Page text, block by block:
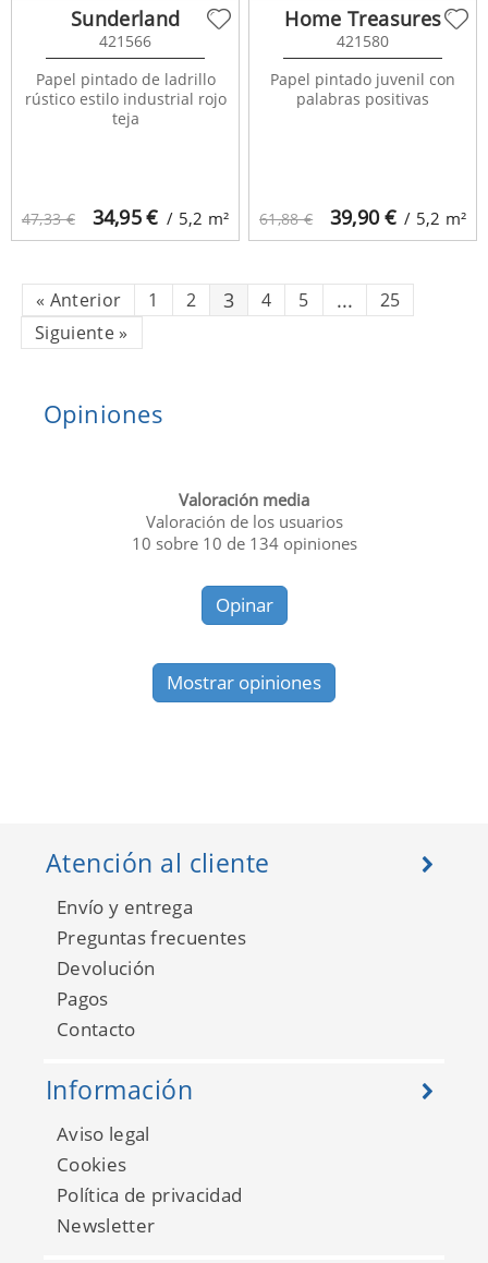
47,33 € 34,95€ / 5,2 m²
Sunderland
421566
Papel pintado de ladrillo
rústico estilo industrial rojo
teja
61,88 € 39,90€ / 5,2 m²
Home Treasures
421580
Papel pintado juvenil con
palabras positivas
« Anterior 1 2 3 4 5 ...
25
Siguiente»
Opiniones
Valoración media
Valoración de los usuarios
10 sobre 10 de 134opiniones
Opinar
Mostrar opiniones
Atención al cliente
Envío y entrega
Preguntas frecuentes
Devolución
Pagos
Contacto
Información
Aviso legal
Cookies
Política de privacidad
Newsletter